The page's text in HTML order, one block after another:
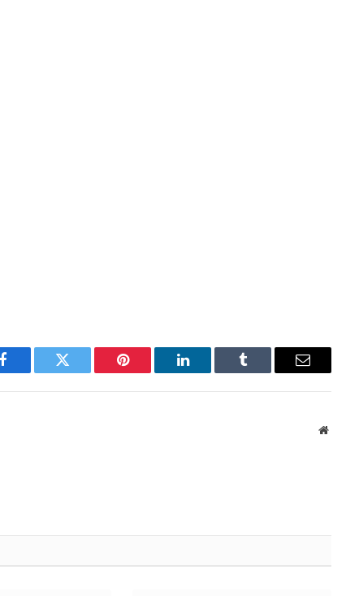
Facebook Twitter Pinterest LinkedIn Tumblr Email
Website